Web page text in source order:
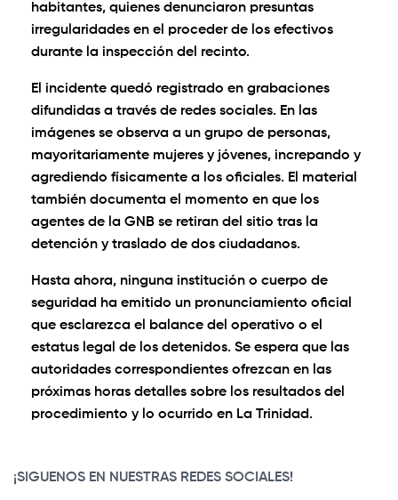
habitantes, quienes denunciaron presuntas
irregularidades en el proceder de los efectivos
durante la inspección del recinto.
El incidente quedó registrado en grabaciones
difundidas a través de redes sociales. En las
imágenes se observa a un grupo de personas,
mayoritariamente mujeres y jóvenes, increpando y
agrediendo físicamente a los oficiales. El material
también documenta el momento en que los
agentes de la GNB se retiran del sitio tras la
detención y traslado de dos ciudadanos.
Hasta ahora, ninguna institución o cuerpo de
seguridad ha emitido un pronunciamiento oficial
que esclarezca el balance del operativo o el
estatus legal de los detenidos. Se espera que las
autoridades correspondientes ofrezcan en las
próximas horas detalles sobre los resultados del
procedimiento y lo ocurrido en La Trinidad.
0:00 / 0:41 1×
¡SIGUENOS EN NUESTRAS REDES SOCIALES!